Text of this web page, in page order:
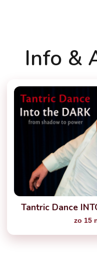
Info &
Tantric Dance
zo 15